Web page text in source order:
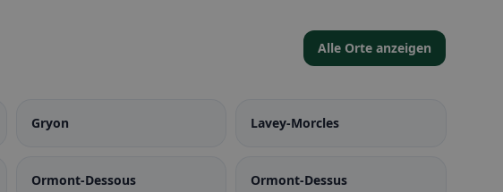
Alle Orte anzeigen
Gryon Lavey-Morcles
Ormont-Dessous Ormont-Dessus